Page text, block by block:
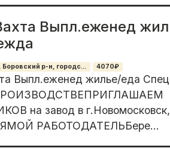
Выпл.еженед
Боровский р-н, городс... 4070₽
Выпл.еженед жилье/еда
на завод в г.Новомосковск,
РАБОТОДАТЕЛЬБере...